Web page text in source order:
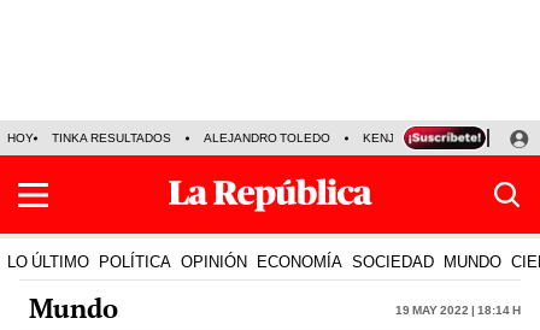
HOY TINKA RESULTADOS ALEJANDRO TOLEDO KENJI FUJIMORI
LO ÚLTIMO POLÍTICA OPINIÓN ECONOMÍA SOCIEDAD MUNDO
Mundo 19 May 2022 | 18:14 h